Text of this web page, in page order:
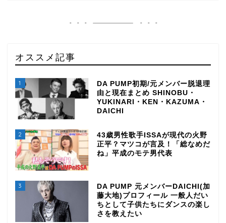
オススメ記事
1
DA PUMP初期/元メンバー脱退理
由と現在まとめ SHINOBU・
YUKINARI・KEN・KAZUMA・
DAICHI
2
43歳男性歌手ISSAが現代の火野
正平？マツコが言及！「総なめだ
ね」平成のモテ男代表
3
DA PUMP 元メンバーDAICHI(加
藤大地)プロフィール 一般人だい
ちとして子供たちにダンスの楽し
さを教えたい